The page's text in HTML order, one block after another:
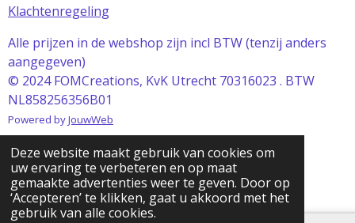
Deze website maakt gebruik van cookies om
uw ervaring te verbeteren en op maat
gemaakte advertenties weer te geven. Door op
‘Accepteren’ te klikken, gaat u akkoord met het
gebruik van alle cookies.
Klachtenregeling
Alle prijzen in de webshop zijn incl BTW (tenzij anders
aangegeven)
© 2024 FOMCreations, KvK Utrecht 70316023 . BTW
NL858256356B01
Powered byJouwWeb